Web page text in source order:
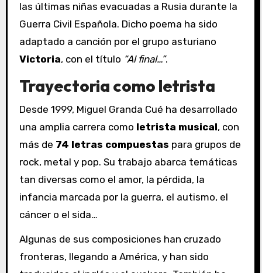
las últimas niñas evacuadas a Rusia durante la
Guerra Civil Española. Dicho poema ha sido
adaptado a canción por el grupo asturiano
Victoria, con el título “Al final…”.
Trayectoria como letrista
Desde 1999, Miguel Granda Cué ha desarrollado
una amplia carrera como letrista musical, con
más de 74 letras compuestas para grupos de
rock, metal y pop. Su trabajo abarca temáticas
tan diversas como el amor, la pérdida, la
infancia marcada por la guerra, el autismo, el
cáncer o el sida…
Algunas de sus composiciones han cruzado
fronteras, llegando a América, y han sido